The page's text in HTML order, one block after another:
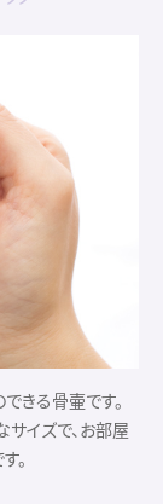
きる骨壷です。
イズで、お部屋
。